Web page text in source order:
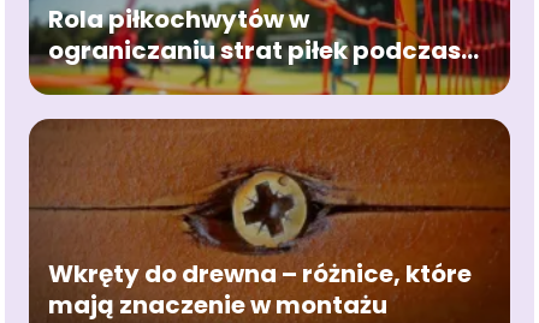
Rola piłkochwytów w
ograniczaniu strat piłek podczas
treningów
Wkręty do drewna – różnice, które
mają znaczenie w montażu